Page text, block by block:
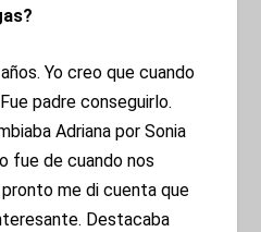
Yo creo que cuando
padre conseguirlo.
Adriana por Sonia
fue de cuando nos
me di cuenta que
Destacaba